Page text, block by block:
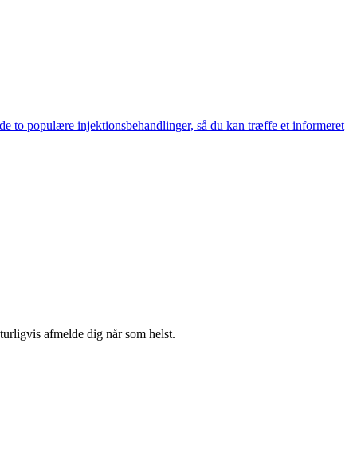
to populære injektionsbehandlinger, så du kan træffe et informeret
afmelde dig når som helst.